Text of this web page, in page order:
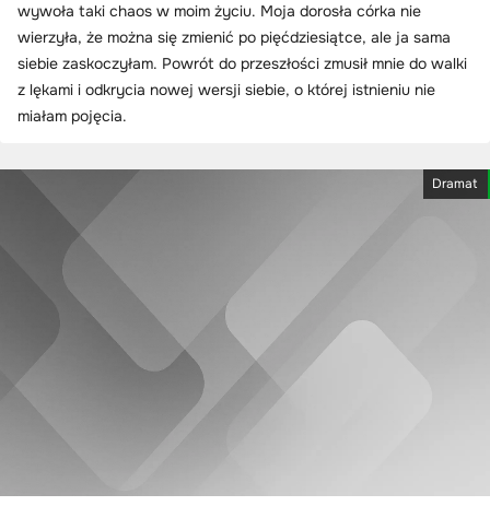
wywoła taki chaos w moim życiu. Moja dorosła córka nie
wierzyła, że można się zmienić po pięćdziesiątce, ale ja sama
siebie zaskoczyłam. Powrót do przeszłości zmusił mnie do walki
z lękami i odkrycia nowej wersji siebie, o której istnieniu nie
miałam pojęcia.
Dramat